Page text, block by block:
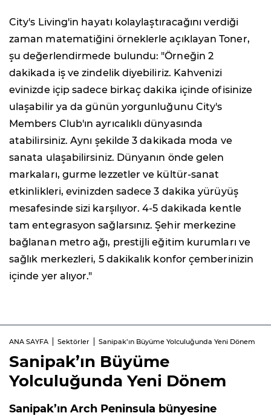
City's Living'in hayatı kolaylaştıracağını verdiği
zaman matematiğini örneklerle açıklayan Toner,
şu değerlendirmede bulundu: "Örneğin 2
dakikada iş ve zindelik diyebiliriz. Kahvenizi
evinizde içip sadece birkaç dakika içinde ofisinize
ulaşabilir ya da günün yorgunluğunu City's
Members Club'ın ayrıcalıklı dünyasında
atabilirsiniz. Aynı şekilde 3 dakikada moda ve
sanata ulaşabilirsiniz. Dünyanın önde gelen
markaları, gurme lezzetler ve kültür-sanat
etkinlikleri, evinizden sadece 3 dakika yürüyüş
mesafesinde sizi karşılıyor. 4-5 dakikada kentle
tam entegrasyon sağlarsınız. Şehir merkezine
bağlanan metro ağı, prestijli eğitim kurumları ve
sağlık merkezleri, 5 dakikalık konfor çemberinizin
içinde yer alıyor."
ANA SAYFA Sektörler Sanipak’ın Büyüme Yolculuğunda Yeni Dönem
Sanipak’ın Büyüme
Yolculuğunda Yeni Dönem
Sanipak’ın Arch Peninsula bünyesine